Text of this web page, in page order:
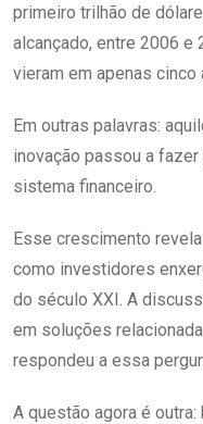
primeiro trilhão de
alcançado, entre 2006
vieram em apenas cinco
Em outras palavras:
inovação passou a
sistema financeiro.
Esse crescimento
como investidores
do século XXI. A
em soluções
respondeu a essa
A questão agora é